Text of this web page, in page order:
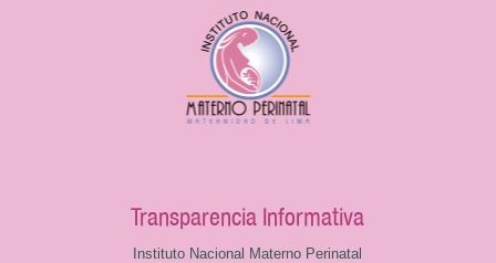
Transparencia Informativa
Instituto Nacional Materno Perinatal